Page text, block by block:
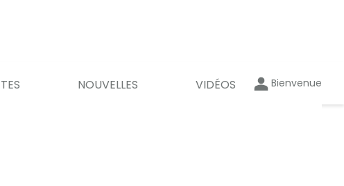
NOUVELLES VIDÉOS Bienvenue